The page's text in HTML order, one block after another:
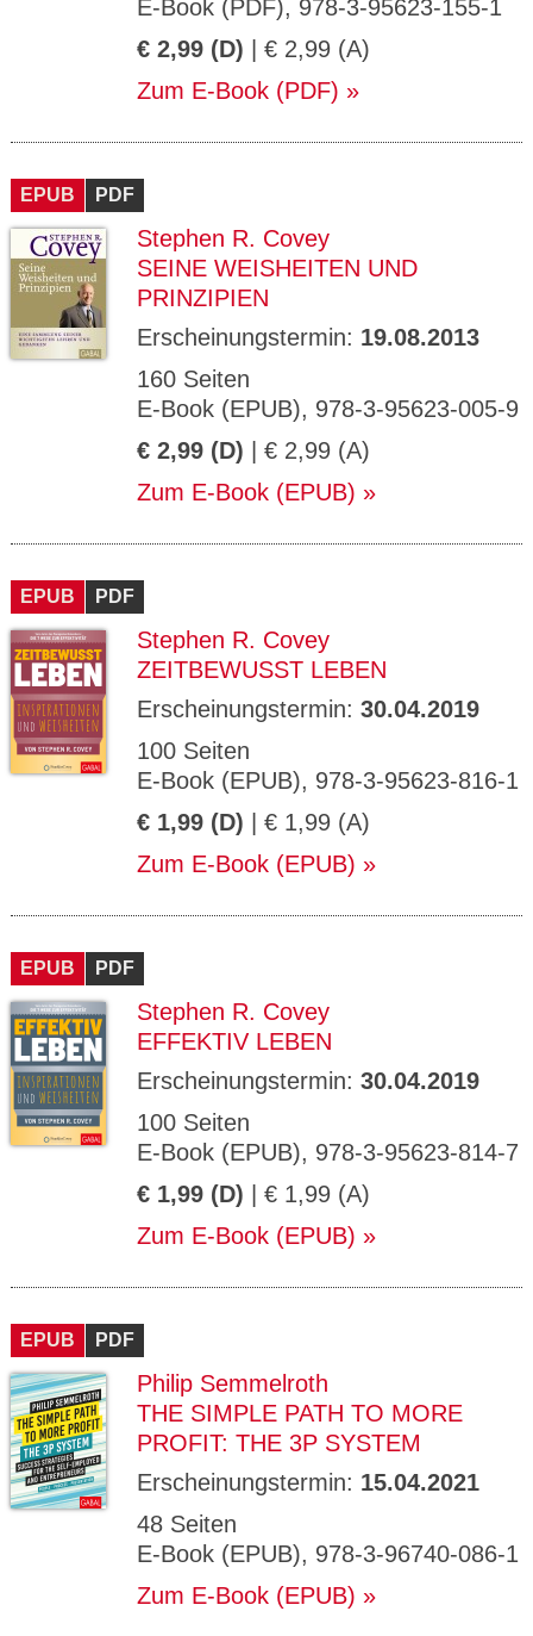
E-Book (PDF), 978-3-95623-155-1
€ 2,99 (D) | € 2,99 (A)
Zum E-Book (PDF)
EPUB PDF
Stephen R. Covey
SEINE WEISHEITEN UND
PRINZIPIEN
Erscheinungstermin: 19.08.2013
160 Seiten
E-Book (EPUB), 978-3-95623-005-9
€ 2,99 (D) | € 2,99 (A)
Zum E-Book (EPUB)
EPUB PDF
Stephen R. Covey
ZEITBEWUSST LEBEN
Erscheinungstermin: 30.04.2019
100 Seiten
E-Book (EPUB), 978-3-95623-816-1
€ 1,99 (D) | € 1,99 (A)
Zum E-Book (EPUB)
EPUB PDF
Stephen R. Covey
EFFEKTIV LEBEN
Erscheinungstermin: 30.04.2019
100 Seiten
E-Book (EPUB), 978-3-95623-814-7
€ 1,99 (D) | € 1,99 (A)
Zum E-Book (EPUB)
EPUB PDF
Philip Semmelroth
THE SIMPLE PATH TO MORE
PROFIT: THE 3P SYSTEM
Erscheinungstermin: 15.04.2021
48 Seiten
E-Book (EPUB), 978-3-96740-086-1
Zum E-Book (EPUB)